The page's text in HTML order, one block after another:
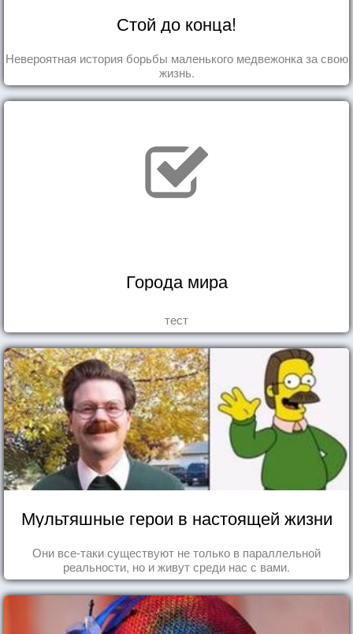
Стой до конца!
Невероятная история борьбы маленького медвежонка за свою
жизнь.
Города мира
тест
Мультяшные герои в настоящей жизни
Они все-таки существуют не только в параллельной
реальности, но и живут среди нас с вами.